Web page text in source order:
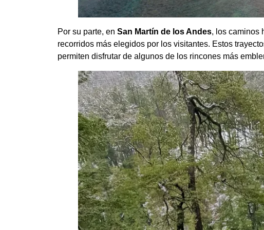
Por su parte, en San Martín de los Andes, los caminos
recorridos más elegidos por los visitantes. Estos
permiten disfrutar de algunos de los rincones más